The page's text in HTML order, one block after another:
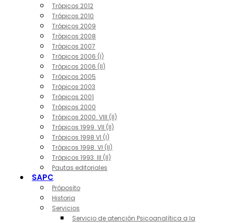
Trópicos 2012
Trópicos 2010
Trópicos 2009
Trópicos 2008
Trópicos 2007
Trópicos 2006 (I)
Trópicos 2006 (II)
Trópicos 2005
Trópicos 2003
Trópicos 2001
Trópicos 2000
Trópicos 2000. VIII (II)
Trópicos 1999. VII (II)
Trópicos 1998 VI (I)
Trópicos 1998. VI (II)
Trópicos 1993. III (II)
Pautas editoriales
SAPC
Próposito
Historia
Servicios
Servicio de atención Psicoanalítica a la